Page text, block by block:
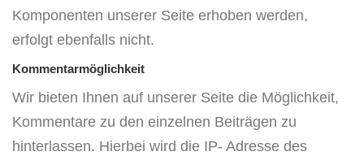
Komponenten unserer Seite erhoben werden,
erfolgt ebenfalls nicht.
Kommentarmöglichkeit
Wir bieten Ihnen auf unserer Seite die Möglichkeit,
Kommentare zu den einzelnen Beiträgen zu
hinterlassen. Hierbei wird die IP- Adresse des